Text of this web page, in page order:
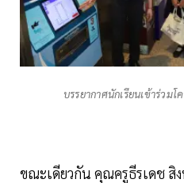
บรรยากาศนักเรียนเข้าร่วมโ
ขณะเดียวกัน คุณครูธีรเดช สิ